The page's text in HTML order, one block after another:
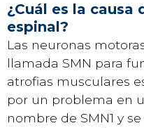
¿Cuál es la
espinal?
Las neuronas
llamada SMN para
atrofias musculares
por un problema en
nombre de SMN1 y